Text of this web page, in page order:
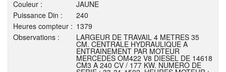
Couleur :
JAUNE
Puissance Din :
240
Heures compteur : 1379
Observations :
LARGEUR DE TRAVAIL 4 METRES 35
CM. CENTRALE HYDRAULIQUE A
ENTRAINEMENT PAR MOTEUR
MERCEDES OM422 V8 DIESEL DE 14618
CM3 A 240 CV / 177 KW. NUMERO DE